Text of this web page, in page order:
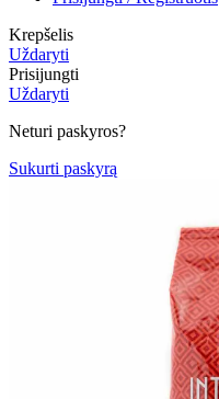
Krepšelis
Uždaryti
Prisijungti
Uždaryti
Neturi paskyros?
Sukurti paskyrą